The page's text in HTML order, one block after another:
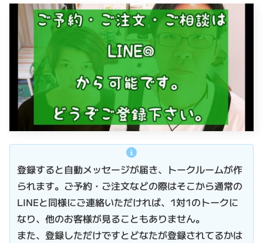
登録すると自動メッセージが届き、トークルームが作
られます。ご予約・ご注文などの際はそこから通常の
LINEと同様にご連絡いただければ、1対1のトークに
なり、他のお客様が見ることもありません。
また、登録しただけですとどなたが登録されてるかは